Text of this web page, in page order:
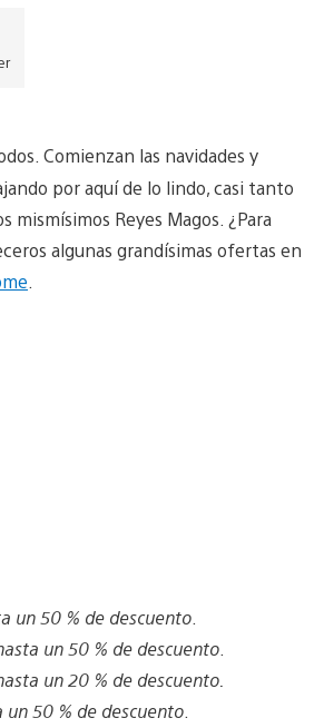
Comienzan las navidades y
por aquí de lo lindo, casi tanto
mismísimos Reyes Magos. ¿Para
algunas grandísimas ofertas en
un 50 % de descuento
un 50 % de descuento
un 20 % de descuento.
un 50 % de descuento